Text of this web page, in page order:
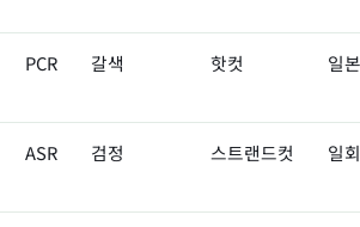
PCR 갈색 핫컷 일
ASR 검정 스트랜드컷 일